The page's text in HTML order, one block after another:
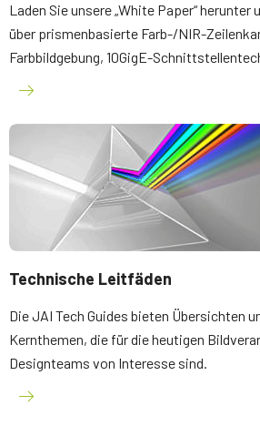
Laden Sie unsere „White Paper“ herunter
über prismenbasierte Farb-/NIR-
Farbbildgebung, 10GigE-
Technische Leitfäden
Die JAI Tech Guides bieten Übersichten
Kernthemen, die für die heutigen
Designteams von Interesse sind.